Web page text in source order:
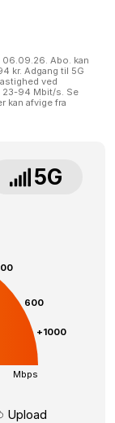
Abo. kan
kr. Adgang til 5G
ved
23-94 Mbit/s. Se
kan afvige fra
5G
600
+1000
Mbps
Upload